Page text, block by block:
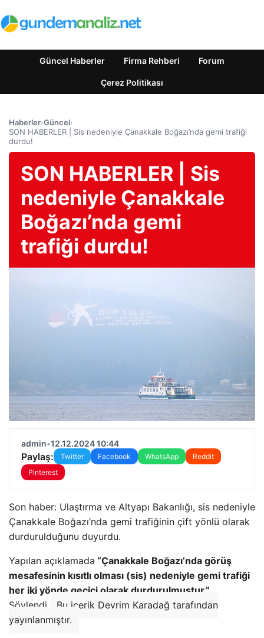
Güncel Haberler Firma Rehberi Forum
Çerez Politikası
Haberler›Güncel›
SON HABERLER | Sis nedeniyle Çanakkale Boğazı’nda gemi trafiği
durdu!
SON HABERLER | Sis
nedeniyle Çanakkale
Boğazı’nda gemi
trafiği durdu!
admin•12.12.2024 10:44
Paylaş: Twitter Facebook WhatsApp
Reddit
Pinterest
Son haber: Ulaştırma ve Altyapı Bakanlığı, sis nedeniyle
Çanakkale Boğazı’nda gemi trafiğinin çift yönlü olarak
durdurulduğunu duyurdu.
Yapılan açıklamada “Çanakkale Boğazı’nda görüş
mesafesinin kısıtlı olması (sis) nedeniyle gemi trafiği
her iki yönde geçici olarak durdurulmuştur.”
Söylendi.
Bu içerik Devrim Karadağ tarafından
yayınlanmıştır.